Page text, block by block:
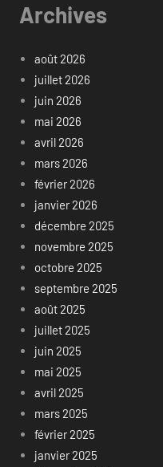
Archives
août 2026
juillet 2026
juin 2026
mai 2026
avril 2026
mars 2026
février 2026
janvier 2026
décembre 2025
novembre 2025
octobre 2025
septembre 2025
août 2025
juillet 2025
juin 2025
mai 2025
avril 2025
mars 2025
février 2025
janvier 2025